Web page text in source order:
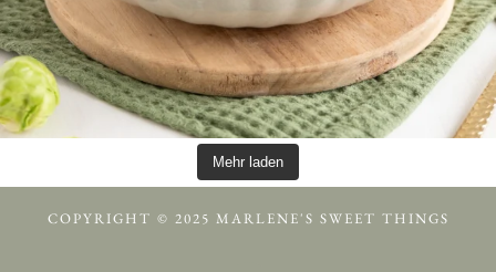
Mehr laden
COPYRIGHT © 2025 MARLENE'S SWEET THINGS